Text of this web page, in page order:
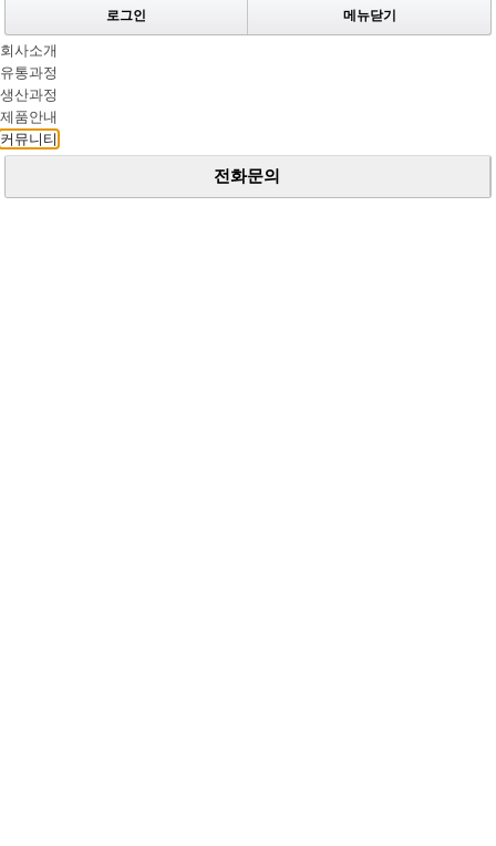
로그인 메뉴닫기
회사소개
유통과정
생산과정
제품안내
커뮤니티
전화문의